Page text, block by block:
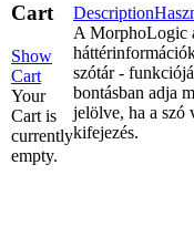
Cart
Show
Cart
Your
Cart is
currently
empty.
Description
A MorphoLogic
szótár -
bontásban adja
jelölve, ha a szó
kifejezés.